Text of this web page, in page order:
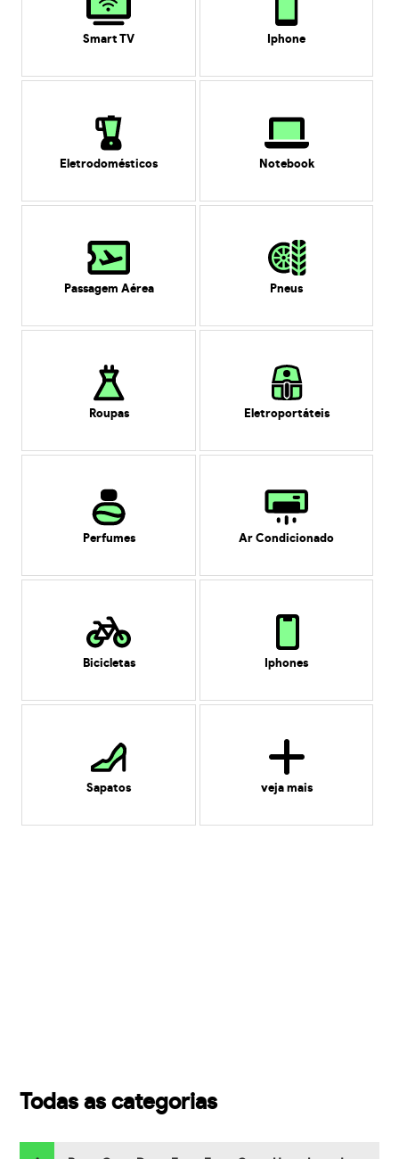
Smart TV Iphone
Eletrodomésticos Notebook
Passagem Aérea Pneus
Roupas Eletroportáteis
Perfumes Ar Condicionado
Bicicletas Iphones
Sapatos veja mais
Todas as categorias